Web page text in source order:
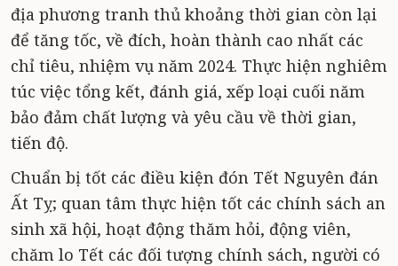
địa phương tranh thủ khoảng thời gian còn lại
để tăng tốc, về đích, hoàn thành cao nhất các
chỉ tiêu, nhiệm vụ năm 2024. Thực hiện nghiêm
túc việc tổng kết, đánh giá, xếp loại cuối năm
bảo đảm chất lượng và yêu cầu về thời gian,
tiến độ.
Chuẩn bị tốt các điều kiện đón Tết Nguyên đán
Ất Tỵ; quan tâm thực hiện tốt các chính sách an
sinh xã hội, hoạt động thăm hỏi, động viên,
chăm lo Tết các đối tượng chính sách, người có